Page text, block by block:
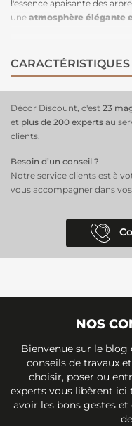
l'essence apaisante des
une atmosphère élégante
pour apporter une touche
finition durable. Transformez
motif qui évoque la beauté
CARACTÉRISTIQUES
Décor Discount, c'est 23
et plus de 200 experts au
clients.
Besoin d’un conseil ?
Notre service clients est à
vous accompagner dans
NOS
Bienvenue sur le
conseils de travaux
choisir, poser ou
experts vous libèrent ici
avoir les bons gestes